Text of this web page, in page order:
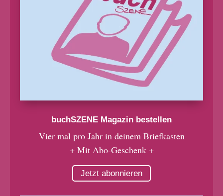
buchSZENE Magazin bestellen
Vier mal pro Jahr in deinem Briefkasten
+ Mit Abo-Geschenk +
Jetzt abonnieren